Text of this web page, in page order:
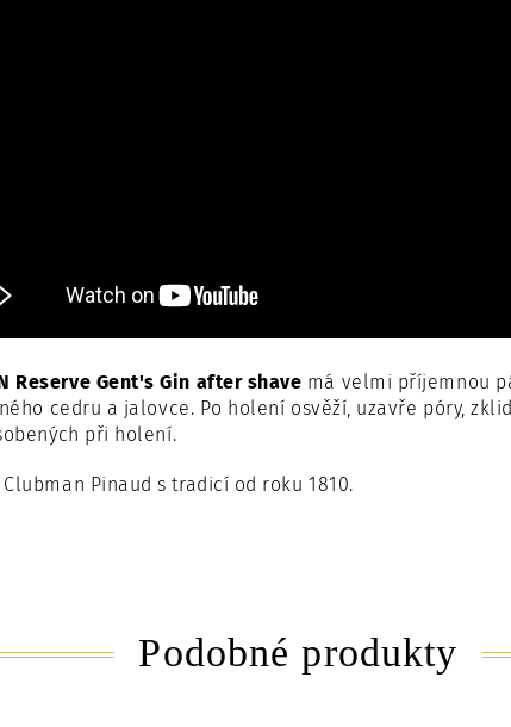
Reserve Gent's Gin after shave má velmi příjemnou
cedru a jalovce. Po holení osvěží, uzavře póry,
při holení.
Pinaud s tradicí od roku 1810.
Podobné produkty